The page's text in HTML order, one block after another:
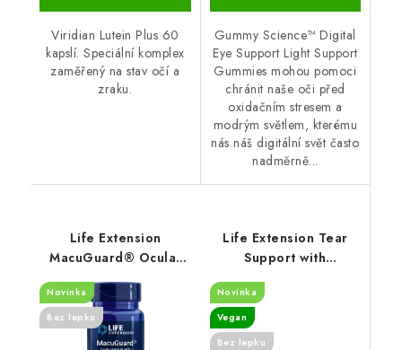
Viridian Lutein Plus 60
kapslí. Speciální komplex
zaměřený na stav očí a
zraku.
Gummy Science™ Digital
Eye Support Light Support
Gummies mohou pomoci
chránit naše oči před
oxidačním stresem a
modrým světlem, kterému
nás náš digitální svět často
nadměrně...
Life Extension
MacuGuard® Ocular
Astaxanthin, 60 softgel
kapslí
Novinka
Bez lepku
Life Extension Tear
Support with
30 rostlinných kapslí
Novinka
Vegan
Bez lepku